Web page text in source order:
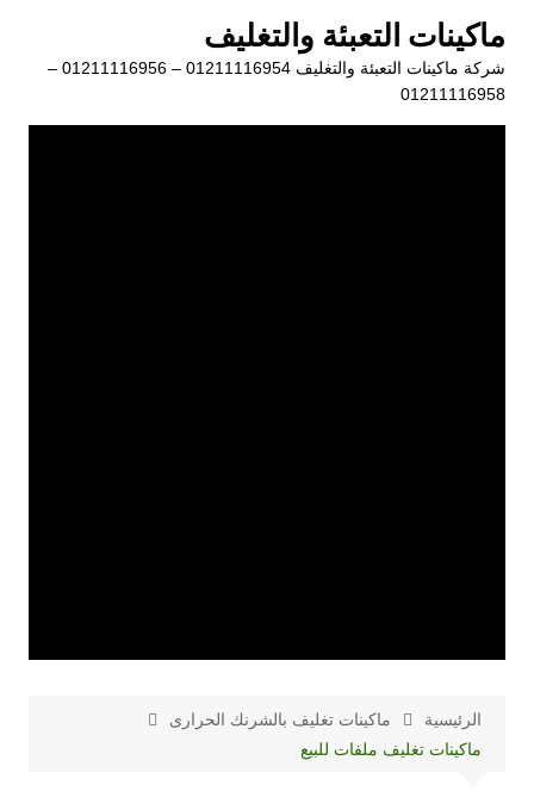
المحتوى
ماكينات التعبئة والتغليف
شركة ماكينات التعبئة والتغليف 01211116954 – 01211116956 –
01211116958
الرئيسية
ماكينات تغليف بالشرنك الحرارى
ماكينات تغليف ملفات للبيع